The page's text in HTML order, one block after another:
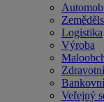
Logistika
Výroba
Veřejný